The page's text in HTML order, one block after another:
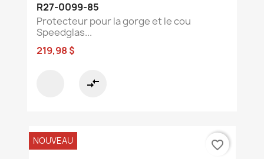
R27-0099-85
Protecteur pour la gorge et le cou
Speedglas...
219,98 $
compare_arrows
NOUVEAU favorite_border